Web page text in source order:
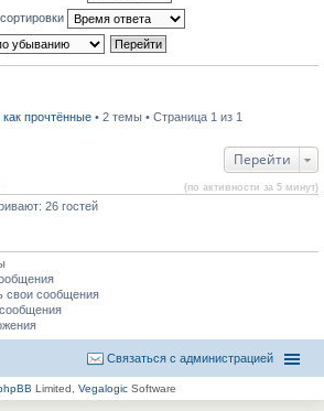
прочтённые • 2 темы • Страница 1 из 1
Перейти
(по активности за 5 минут)
26 гостей
свои сообщения
Связаться с администрацией
Limited, Vegalogic Software